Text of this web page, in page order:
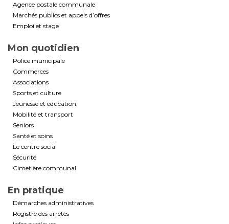
Agence postale communale
Marchés publics et appels d’offres
Emploi et stage
Mon quotidien
Police municipale
Commerces
Associations
Sports et culture
Jeunesse et éducation
Mobilité et transport
Seniors
Santé et soins
Le centre social
Sécurité
Cimetière communal
En pratique
Démarches administratives
Registre des arrêtés